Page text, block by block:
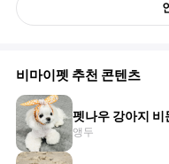
비마이펫 추천 콘텐츠
펫나우 강아지
앵두